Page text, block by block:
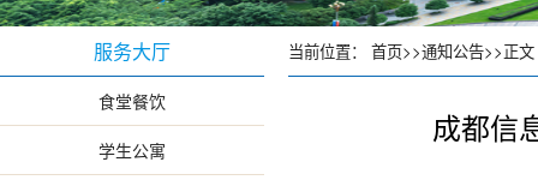
服务大厅
食堂餐饮
学生公寓
当前位置： 首页>>通知公告>>正文
成都信